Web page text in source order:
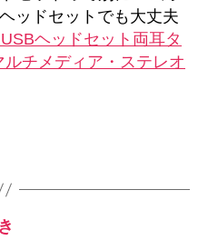
ッドセットでも大丈夫
ヘッドセット両耳タ
チメディア・ステレオ